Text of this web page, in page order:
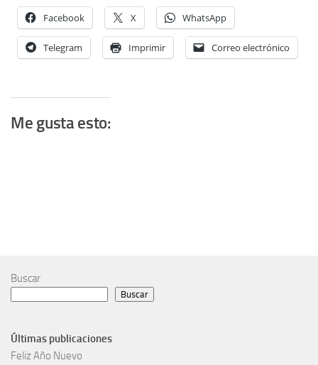
Facebook X WhatsApp
Telegram Imprimir Correo electrónico
Me gusta esto:
Buscar
Buscar
Últimas publicaciones
Feliz Año Nuevo